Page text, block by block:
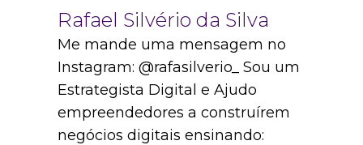
Rafael Silvério da Silva
Me mande uma mensagem no
Instagram: @rafasilverio_ Sou um
Estrategista Digital e Ajudo
empreendedores a construírem
negócios digitais ensinando: